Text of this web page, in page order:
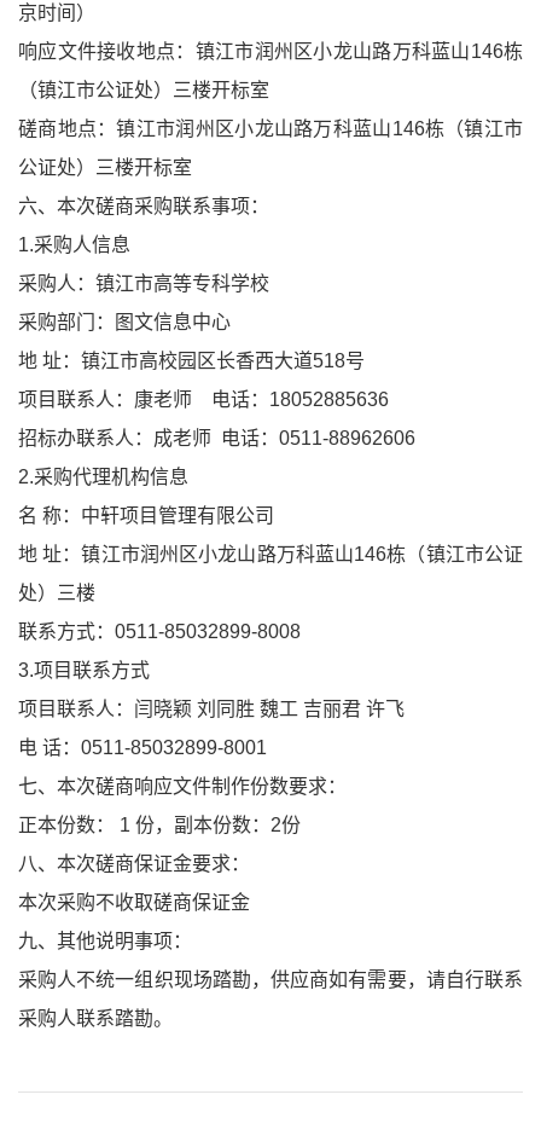
京时间）
响应文件接收地点：镇江市润州区小龙山路万科蓝山146栋
（镇江市公证处）三楼开标室
磋商地点：镇江市润州区小龙山路万科蓝山146栋（镇江市
公证处）三楼开标室
六、本次磋商采购联系事项：
1.采购人信息
采购人：镇江市高等专科学校
采购部门：图文信息中心
地 址：镇江市高校园区长香西大道518号
项目联系人：康老师 电话：18052885636
招标办联系人：成老师 电话：0511-88962606
2.采购代理机构信息
名 称：中轩项目管理有限公司
地 址：镇江市润州区小龙山路万科蓝山146栋（镇江市公证
处）三楼
联系方式：0511-85032899-8008
3.项目联系方式
项目联系人：闫晓颖 刘同胜 魏工 吉丽君 许飞
电 话：0511-85032899-8001
七、本次磋商响应文件制作份数要求：
正本份数： 1 份，副本份数：2份
八、本次磋商保证金要求：
本次采购不收取磋商保证金
九、其他说明事项：
采购人不统一组织现场踏勘，供应商如有需要，请自行联系
采购人联系踏勘。